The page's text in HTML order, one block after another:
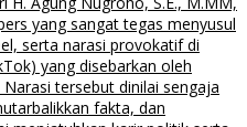
yang sangat tegas menyusul
serta narasi provokatif di
yang disebarkan oleh
tersebut dinilai sengaja
fakta, dan